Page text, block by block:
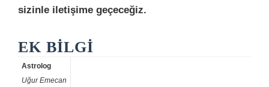
sizinle iletişime geçeceğiz.
EK BILGI
Astrolog
Uğur Emecan